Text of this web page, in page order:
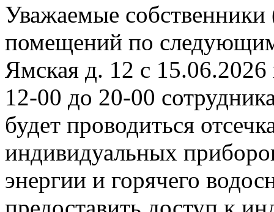
Уважаемые
помещений по
Ямская д. 12 с
12-00 до 20-00
будет проводиться
индивидуальных
энергии и горячего